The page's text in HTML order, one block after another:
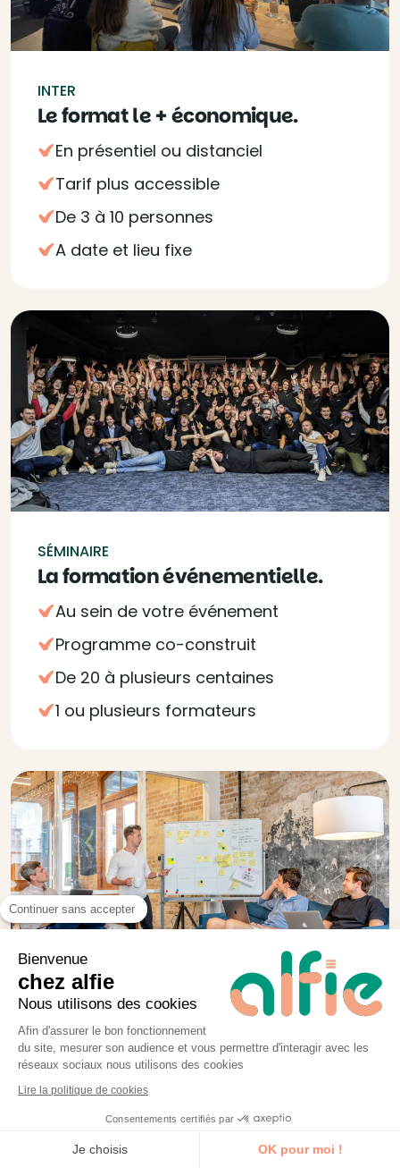
INTER
Le format le + économique.
En présentiel ou distanciel
Tarif plus accessible
De 3 à 10 personnes
A date et lieu fixe
SÉMINAIRE
La formation événementielle.
Au sein de votre événement
Programme co-construit
De 20 à plusieurs centaines
1 ou plusieurs formateurs
SUR-MESURE
Le format + demandé.
Au sein de votre entreprise
Continuer sans accepter
Bienvenue
chez alfie
Nous utilisons des cookies
Afin d'assurer le bon fonctionnement
du site, mesurer son audience et vous permettre d'interagir avec les
réseaux sociaux nous utilisons des cookies
Lire la politique de cookies
Consentements certifiés par
Je choisis OK pour moi !